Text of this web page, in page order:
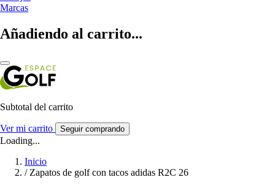
Marcas
Añadiendo al carrito...
Subtotal del carrito
Ver mi carrito Seguir comprando
Loading...
Inicio
/ Zapatos de golf con tacos adidas R2C 26